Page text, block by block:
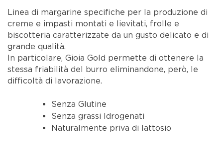
Linea di margarine specifiche per la produzione di
creme e impasti montati e lievitati, frolle e
biscotteria caratterizzate da un gusto delicato e di
grande qualità.
In particolare, Gioia Gold permette di ottenere la
stessa friabilità del burro eliminandone, però, le
difficoltà di lavorazione.
Senza Glutine
Senza grassi Idrogenati
Naturalmente priva di lattosio